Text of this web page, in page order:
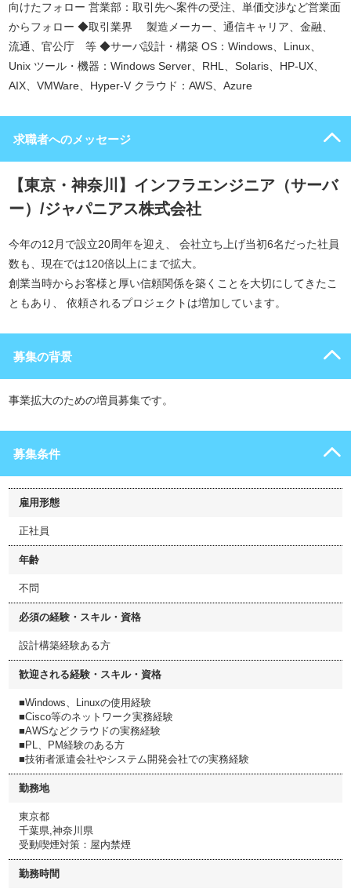
向けたフォロー 営業部：取引先へ案件の受注、単価交渉など営業面
からフォロー ◆取引業界 製造メーカー、通信キャリア、金融、
流通、官公庁 等 ◆サーバ設計・構築 OS：Windows、Linux、
Unix ツール・機器：Windows Server、RHL、Solaris、HP-UX、
AIX、VMWare、Hyper-V クラウド：AWS、Azure
求職者へのメッセージ
【東京・神奈川】インフラエンジニア（サーバ
ー）/ジャパニアス株式会社
今年の12月で設立20周年を迎え、 会社立ち上げ当初6名だった社員
数も、現在では120倍以上にまで拡大。
創業当時からお客様と厚い信頼関係を築くことを大切にしてきたこ
ともあり、 依頼されるプロジェクトは増加しています。
募集の背景
事業拡大のための増員募集です。
募集条件
雇用形態
正社員
年齢
不問
必須の経験・スキル・資格
設計構築経験ある方
歓迎される経験・スキル・資格
■Windows、Linuxの使用経験
■Cisco等のネットワーク実務経験
■AWSなどクラウドの実務経験
■PL、PM経験のある方
■技術者派遣会社やシステム開発会社での実務経験
勤務地
東京都
千葉県,神奈川県
受動喫煙対策：屋内禁煙
勤務時間